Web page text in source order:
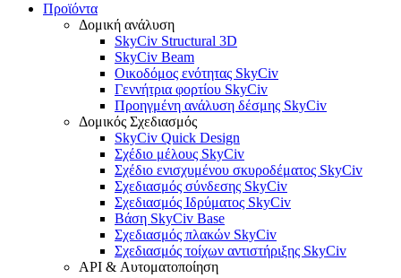
Προϊόντα
Δομική ανάλυση
SkyCiv Structural 3D
SkyCiv Beam
Οικοδόμος ενότητας SkyCiv
Γεννήτρια φορτίου SkyCiv
Προηγμένη ανάλυση δέσμης SkyCiv
Δομικός Σχεδιασμός
SkyCiv Quick Design
Σχέδιο μέλους SkyCiv
Σχέδιο ενισχυμένου σκυροδέματος SkyCiv
Σχεδιασμός σύνδεσης SkyCiv
Σχεδιασμός Ιδρύματος SkyCiv
Βάση SkyCiv Base
Σχεδιασμός πλακών SkyCiv
Σχεδιασμός τοίχων αντιστήριξης SkyCiv
API & Αυτοματοποίηση